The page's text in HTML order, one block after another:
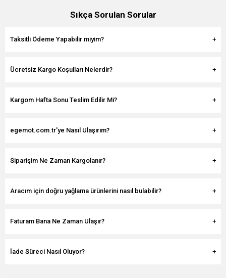
Sıkça Sorulan Sorular
Taksitli Ödeme Yapabilir miyim?
Ücretsiz Kargo Koşulları Nelerdir?
Kargom Hafta Sonu Teslim Edilir Mi?
egemot.com.tr'ye Nasıl Ulaşırım?
Siparişim Ne Zaman Kargolanır?
Aracım için doğru yağlama ürünlerini nasıl bulabilir?
Faturam Bana Ne Zaman Ulaşır?
İade Süreci Nasıl Oluyor?